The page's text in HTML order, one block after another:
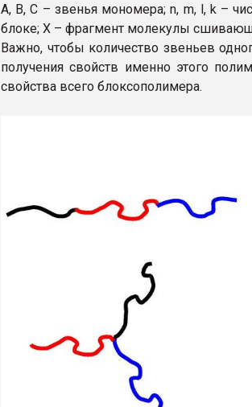
А, В, С – звенья мономера; n, m, l, k –
блоке; Х – фрагмент молекулы
Важно, чтобы количество звеньев
получения свойств именно этого
свойства всего блоксополимера.